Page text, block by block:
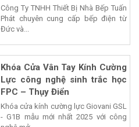
Công Ty TNHH Thiết Bị Nhà Bếp Tuấn
Phát chuyên cung cấp bếp điện từ
Đức và...
Khóa Cửa Vân Tay Kính Cường
Lực công nghệ sinh trắc học
FPC – Thụy Điển
Khóa cửa kính cường lực Giovani GSL
- G1B mẫu mới nhất 2025 với công